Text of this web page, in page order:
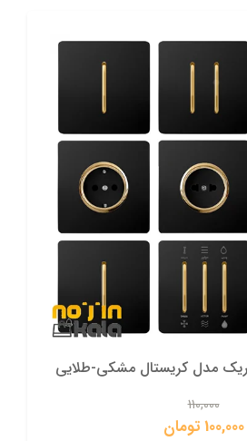
مدل کریستال مشکی-طلایی
110,000
100,000 تومان